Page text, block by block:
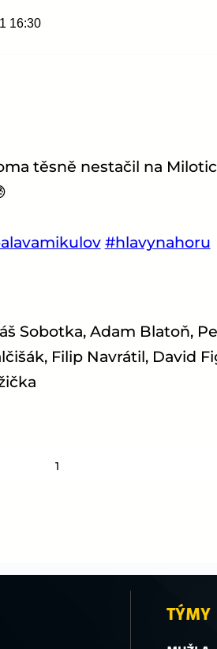
16:30
těsně nestačil na
#hlavynahoru
Sobotka, Adam Blatoň,
Filip Navrátil, David
1
TÝMY